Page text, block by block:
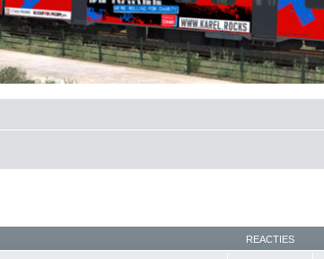
REACTIES